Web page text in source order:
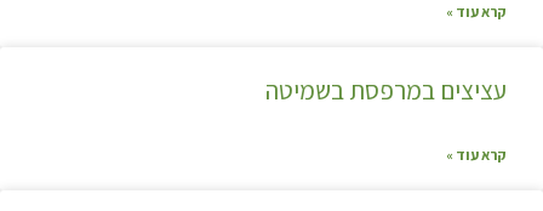
קרא עוד »
עציצים במרפסת בשמיטה
קרא עוד »